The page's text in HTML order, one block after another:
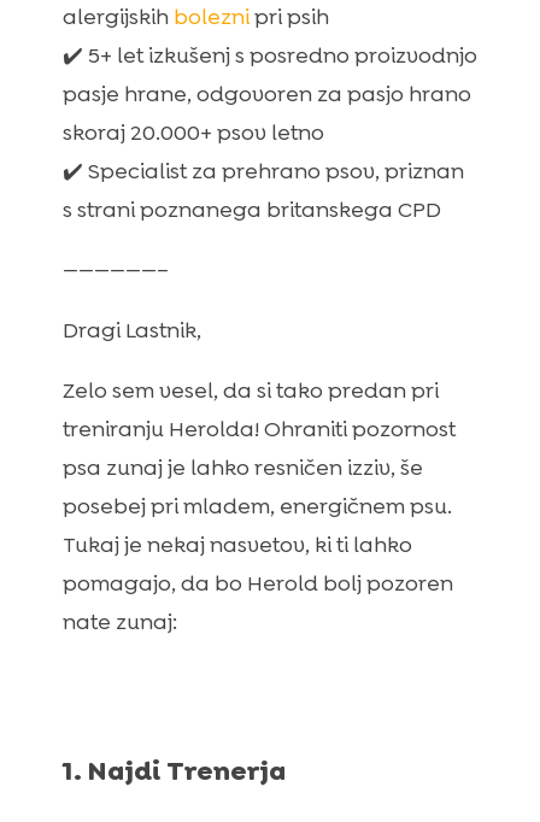
alergijskih boleznipri psih
✔️ 5+ let izkušenj s posredno proizvodnjo
pasje hrane, odgovoren za pasjo hrano
skoraj 20.000+ psov letno
✔️ Specialist za prehrano psov, priznan
s strani poznanega britanskega CPD
——————–
Dragi Lastnik,
Zelo sem vesel, da si tako predan pri
treniranju Herolda! Ohraniti pozornost
psa zunaj je lahko resničen izziv, še
posebej pri mladem, energičnem psu.
Tukaj je nekaj nasvetov, ki ti lahko
pomagajo, da bo Herold bolj pozoren
nate zunaj:
1. Najdi Trenerja